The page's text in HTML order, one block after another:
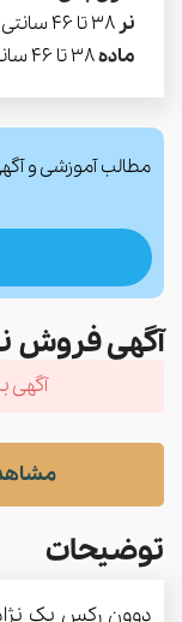
نر38 تا 46 سانتی متر
ماده38 تا 46 سانتی متر
مطالب آموزشی و
آگهی فروش
آگهی
توضیحات
دوون رکس یک